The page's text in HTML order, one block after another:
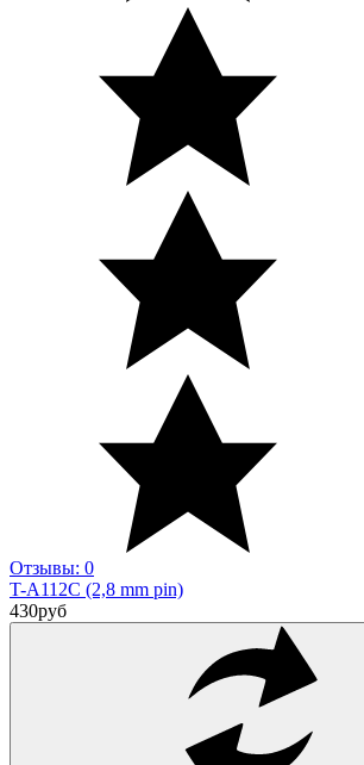
Отзывы: 0
T-A112C (2,8 mm pin)
430руб